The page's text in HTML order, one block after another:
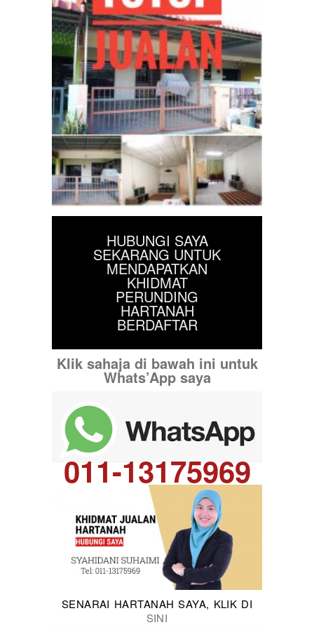
HUBUNGI SAYA
SEKARANG UNTUK
MENDAPATKAN
KHIDMAT
PERUNDING
HARTANAH
BERDAFTAR
Klik sahaja di bawah ini untuk
Whats’App saya
011-13175969
SENARAI HARTANAH SAYA, KLIK DI
SINI